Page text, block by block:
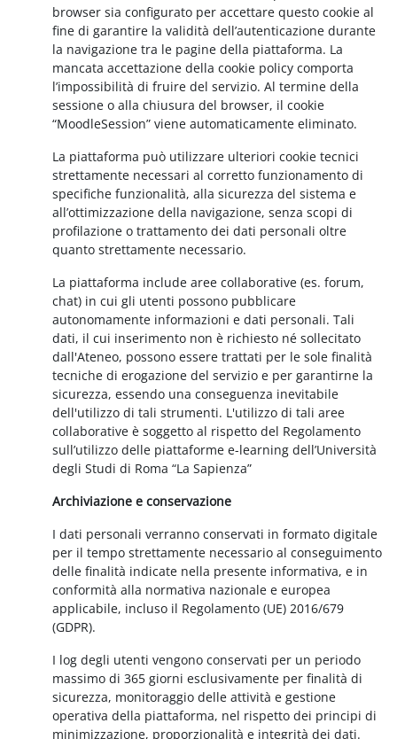
browser sia configurato per accettare questo cookie al
fine di garantire la validità dell’autenticazione durante
la navigazione tra le pagine della piattaforma. La
mancata accettazione della cookie policy comporta
l’impossibilità di fruire del servizio. Al termine della
sessione o alla chiusura del browser, il cookie
“MoodleSession” viene automaticamente eliminato.
La piattaforma può utilizzare ulteriori cookie tecnici
strettamente necessari al corretto funzionamento di
specifiche funzionalità, alla sicurezza del sistema e
all’ottimizzazione della navigazione, senza scopi di
profilazione o trattamento dei dati personali oltre
quanto strettamente necessario.
La piattaforma include aree collaborative (es. forum,
chat) in cui gli utenti possono pubblicare
autonomamente informazioni e dati personali. Tali
dati, il cui inserimento non è richiesto né sollecitato
dall'Ateneo, possono essere trattati per le sole finalità
tecniche di erogazione del servizio e per garantirne la
sicurezza, essendo una conseguenza inevitabile
dell'utilizzo di tali strumenti. L'utilizzo di tali aree
collaborative è soggetto al rispetto del Regolamento
sull’utilizzo delle piattaforme e-learning dell’Università
degli Studi di Roma “La Sapienza”
Archiviazione e conservazione
I dati personali verranno conservati in formato digitale
per il tempo strettamente necessario al conseguimento
delle finalità indicate nella presente informativa, e in
conformità alla normativa nazionale e europea
applicabile, incluso il Regolamento (UE) 2016/679
(GDPR).
I log degli utenti vengono conservati per un periodo
massimo di 365 giorni esclusivamente per finalità di
sicurezza, monitoraggio delle attività e gestione
operativa della piattaforma, nel rispetto dei principi di
minimizzazione, proporzionalità e integrità dei dati.